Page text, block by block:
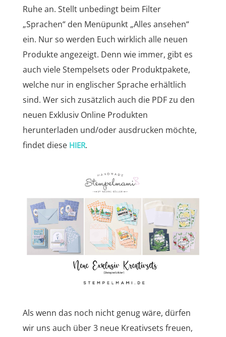
Ruhe an. Stellt unbedingt beim Filter
„Sprachen“ den Menüpunkt „Alles ansehen“
ein. Nur so werden Euch wirklich alle neuen
Produkte angezeigt. Denn wie immer, gibt es
auch viele Stempelsets oder Produktpakete,
welche nur in englischer Sprache erhältlich
sind. Wer sich zusätzlich auch die PDF zu den
neuen Exklusiv Online Produkten
herunterladen und/oder ausdrucken möchte,
findet diese HIER.
Als wenn das noch nicht genug wäre, dürfen
wir uns auch über 3 neue Kreativsets freuen,